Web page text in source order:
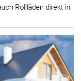
Rollläden direkt in